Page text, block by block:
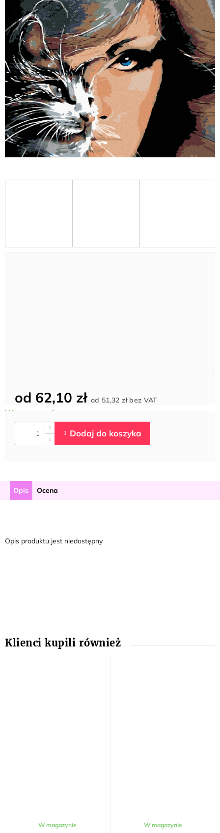
od 62,10 zł od 51,32 złbez VAT
Opis Ocena
Opis produktu jest niedostępny
W magazynie W magazynie